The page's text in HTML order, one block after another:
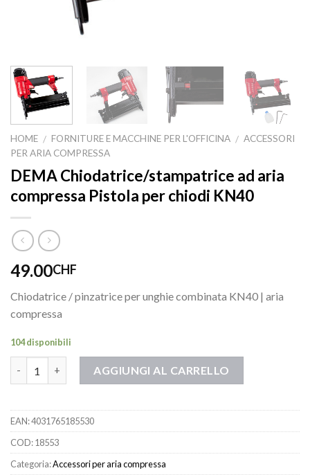
HOME / FORNITURE E MACCHINE PER L'OFFICINA / ACCESSORI
PER ARIA COMPRESSA
DEMA Chiodatrice/stampatrice ad aria
compressa Pistola per chiodi KN40
49.00CHF
Chiodatrice / pinzatrice per unghie combinata KN40 | aria
compressa
104 disponibili
AGGIUNGI AL CARRELLO
EAN:4031765185530
COD:18553
Categoria:Accessori per aria compressa